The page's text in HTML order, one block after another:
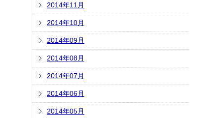
2014年11月
2014年10月
2014年09月
2014年08月
2014年07月
2014年06月
2014年05月